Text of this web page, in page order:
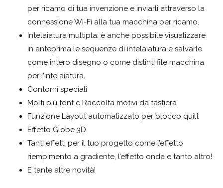
per ricamo di tua invenzione e inviarli attraverso la
connessione Wi-Fi alla tua macchina per ricamo.
Intelaiatura multipla: è anche possibile visualizzare
in anteprima le sequenze di intelaiatura e salvarle
come intero disegno o come distinti file macchina
per l’intelaiatura.
Contorni speciali
Molti più font e Raccolta motivi da tastiera
Funzione Layout automatizzato per blocco quilt
Effetto Globe 3D
Tanti effetti per il tuo progetto come l’effetto
riempimento a gradiente, l’effetto onda e tanto altro!
E tante altre novità!